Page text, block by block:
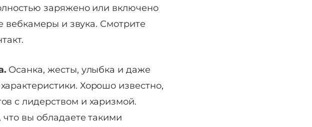
заряжено или включено
вебкамеры и звука. Смотрите
Осанка, жесты, улыбка и даже
Хорошо известно,
с лидерством и харизмой.
вы обладаете такими